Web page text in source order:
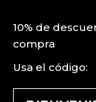
10% de
compra
Usa el código: